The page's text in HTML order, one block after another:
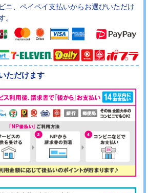
ニ、ペイペイ支払いからお選びいただけ
。
ただけます